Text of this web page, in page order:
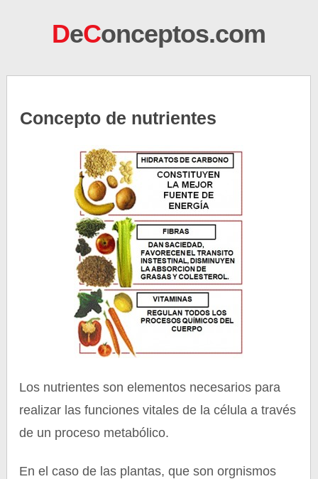
DeConceptos.com
Concepto de nutrientes
Los nutrientes son elementos necesarios para
realizar las funciones vitales de la célula a través
de un proceso metabólico.
En el caso de las plantas, que son orgnismos